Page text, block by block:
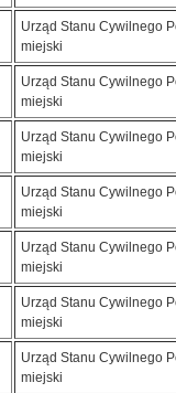
Urząd Stanu Cywilnego
miejski
Urząd Stanu Cywilnego
miejski
Urząd Stanu Cywilnego
miejski
Urząd Stanu Cywilnego
miejski
Urząd Stanu Cywilnego
miejski
Urząd Stanu Cywilnego
miejski
Urząd Stanu Cywilnego
miejski